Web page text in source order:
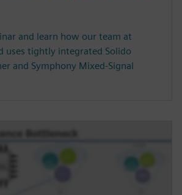
and learn how our team at
uses tightly integrated Solido
and Symphony Mixed-Signal